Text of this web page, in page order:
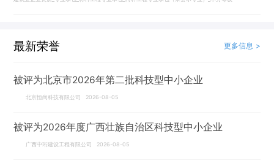
最新荣誉 更多信息 >
被评为北京市2026年第二批科技型中小企业
北京恒尚科技有限公司 2026-08-05
被评为2026年度广西壮族自治区科技型中小企业
广西中珩建设工程有限公司 2026-08-05